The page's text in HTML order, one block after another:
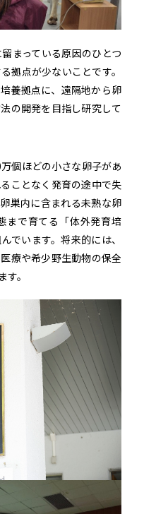
まっている原因のひとつ
拠点が少ないことです。
養拠点に、遠隔地から卵
の開発を目指し研究して
個ほどの小さな卵子があ
ことなく発育の途中で失
巣内に含まれる未熟な卵
まで育てる「体外発育培
でいます。将来的には、
療や希少野生動物の保全
。